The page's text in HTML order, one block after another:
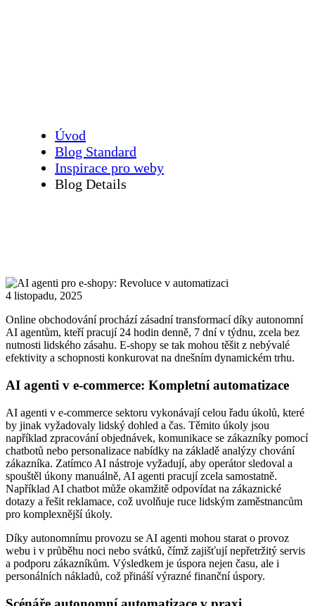
Úvod
Blog Standard
Inspirace pro weby
Blog Details
4 listopadu, 2025
Online obchodování prochází zásadní transformací díky autonomní
AI agentům, kteří pracují 24 hodin denně, 7 dní v týdnu, zcela bez
nutnosti lidského zásahu. E-shopy se tak mohou těšit z nebývalé
efektivity a schopnosti konkurovat na dnešním dynamickém trhu.
AI agenti v e-commerce: Kompletní automatizace
AI agenti v e-commerce sektoru vykonávají celou řadu úkolů, které
by jinak vyžadovaly lidský dohled a čas. Těmito úkoly jsou
například zpracování objednávek, komunikace se zákazníky pomocí
chatbotů nebo personalizace nabídky na základě analýzy chování
zákazníka. Zatímco AI nástroje vyžadují, aby operátor sledoval a
spouštěl úkony manuálně, AI agenti pracují zcela samostatně.
Například AI chatbot může okamžitě odpovídat na zákaznické
dotazy a řešit reklamace, což uvolňuje ruce lidským zaměstnancům
pro komplexnější úkoly.
Díky autonomnímu provozu se AI agenti mohou starat o provoz
webu i v průběhu noci nebo svátků, čímž zajišťují nepřetržitý servis
a podporu zákazníkům. Výsledkem je úspora nejen času, ale i
personálních nákladů, což přináší výrazné finanční úspory.